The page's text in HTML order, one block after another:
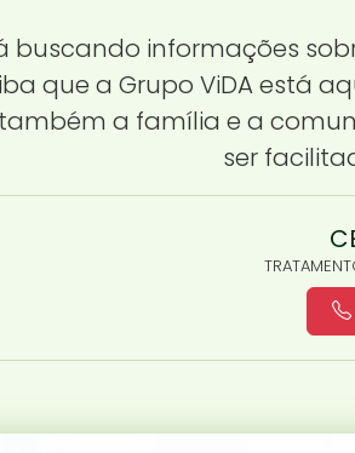
buscando informações
que a Grupo ViDA está
a família e a
ser